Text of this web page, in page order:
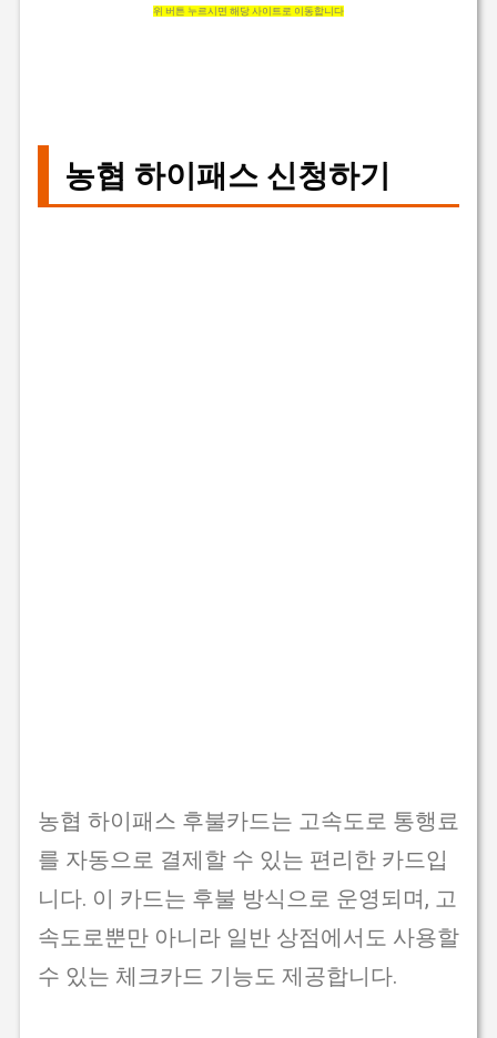
위 버튼 누르시면 해당 사이트로 이동합니다
농협 하이패스 신청하기
농협 하이패스 후불카드는 고속도로 통행료
를 자동으로 결제할 수 있는 편리한 카드입
니다. 이 카드는 후불 방식으로 운영되며, 고
속도로뿐만 아니라 일반 상점에서도 사용할
수 있는 체크카드 기능도 제공합니다.